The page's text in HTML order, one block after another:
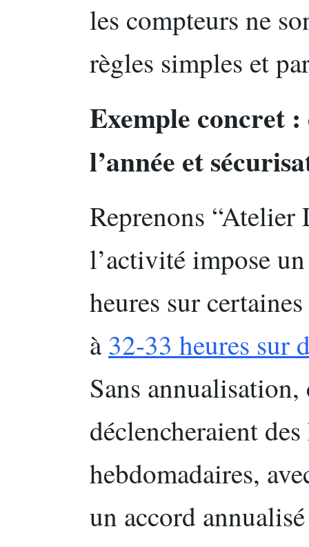
les compteurs ne
règles simples et
Exemple concret
l’année et
Reprenons
l’activité impose
heures sur
à32-33 heures sur
Sans annualisation,
déclencheraient
hebdomadaires,
un accord